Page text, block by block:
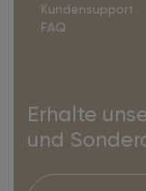
Kundensupport
FAQ
Erhalte
und